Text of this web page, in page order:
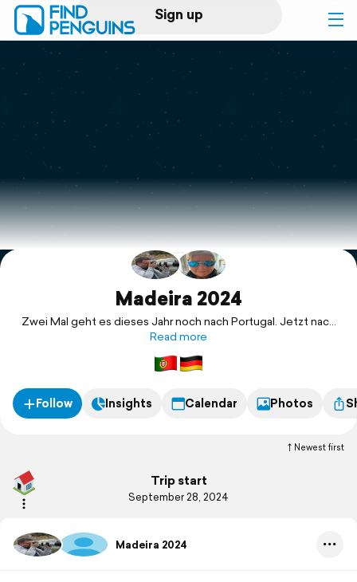
Sign up
Log in
Print a book
Flyover video
Explore
Madeira 2024
Zwei Mal geht es dieses Jahr noch nach Portugal. Jetzt nach
Madeira und Ende Oktober nach Lissabon. Nachdem uns das
erste Appartement storniert wurde, haben wir jetzt ein
schickes Häuschen nahe Funchal…
Read more
Follow Insights Calendar Photos
Newest first
Trip start
September 28, 2024
Madeira 2024